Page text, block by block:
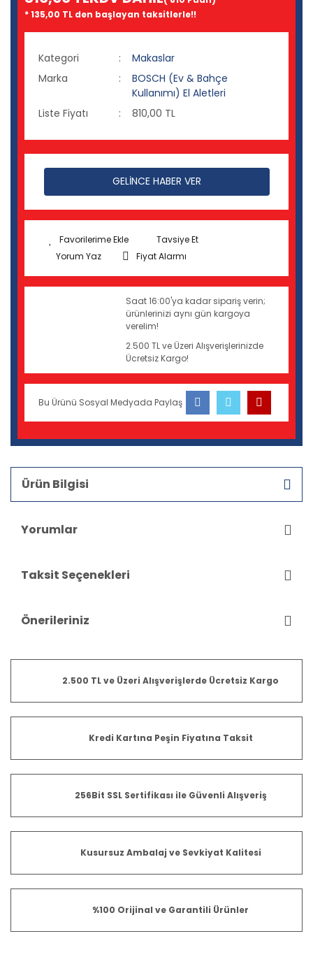
* 135,00 TL den başlayan taksitlerle!!
Kategori
Makaslar
Marka
BOSCH (Ev & Bahçe
Kullanımı) El Aletleri
Liste Fiyatı
810,00 TL
GELİNCE HABER VER
Tavsiye Et
Yorum Yaz
Fiyat Alarmı
Saat 16:00'ya kadar sipariş verin;
ürünlerinizi aynı gün kargoya
verelim!
2.500 TL ve Üzeri Alışverişlerinizde
Ücretsiz Kargo!
Bu Ürünü Sosyal Medyada Paylaş
Ürün Bilgisi
Yorumlar
Taksit Seçenekleri
Önerileriniz
2.500 TL ve Üzeri Alışverişlerde Ücretsiz Kargo
Kredi Kartına Peşin Fiyatına Taksit
256Bit SSL Sertifikası ile Güvenli Alışveriş
Kusursuz Ambalaj ve Sevkiyat Kalitesi
%100 Orijinal ve Garantili Ürünler